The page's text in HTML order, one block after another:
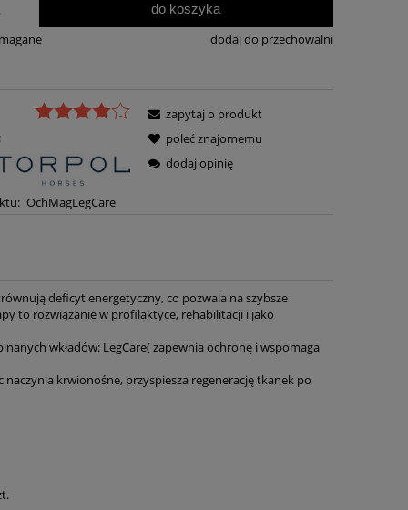
do koszyka
dodaj do przechowalni
OchMagLegCare
zapytaj o produkt
poleć znajomemu
dodaj opinię
deficyt energetyczny, co pozwala na szybsze
to rozwiązanie w profilaktyce, rehabilitacji i jako
wkładów: LegCare( zapewnia ochronę i wspomaga
krwionośne, przyspiesza regenerację tkanek po